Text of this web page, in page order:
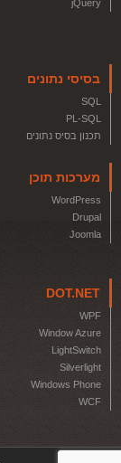
jQuery
בסיסי נתונים
SQL
PL-SQL
תכנון בסיס נתונים
מערכות תוכן
WordPress
Drupal
Joomla
DOT.NET
WPF
Window Azure
LightSwitch
Silverlight
Windows Phone
WCF